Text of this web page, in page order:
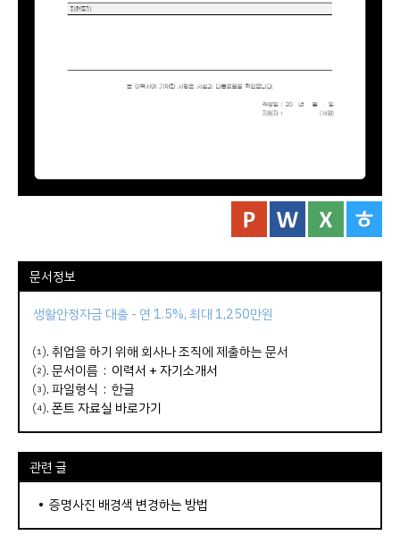
문서정보
생활안정자금 대출 - 연 1.5%, 최대 1,250만원
⑴. 취업을 하기 위해 회사나 조직에 제출하는 문서
⑵. 문서이름 : 이력서 + 자기소개서
⑶. 파일형식 : 한글
⑷.폰트 자료실 바로가기
관련 글
• 증명사진 배경색 변경하는 방법